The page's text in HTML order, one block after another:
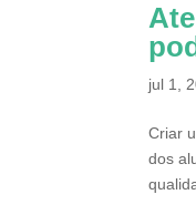
jul 1,
Criar
dos